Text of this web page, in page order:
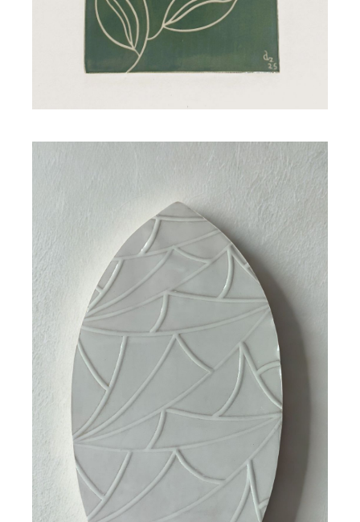
Plaque design en céramique
JULIANA
140,00